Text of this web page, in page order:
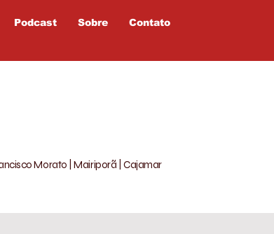
Podcast Sobre Contato
Morato | Mairiporã | Cajamar